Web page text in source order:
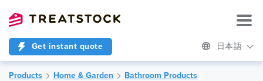
Get instant quote 日本語
Products Home & Garden
Bathroom Products